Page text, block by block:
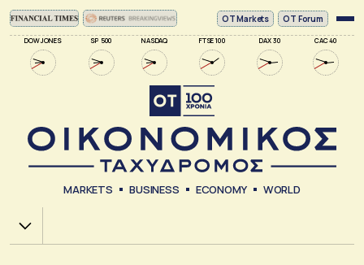
DOW JONES SP 500 NASDAQ FTSE 100 DAX 30 CAC 40
ΟΤ Markets OT Forum
MARKETS BUSINESS ECONOMY WORLD
Χ.Α.